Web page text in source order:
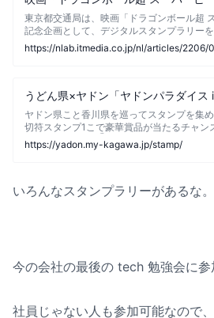
東京都交通局は、映画「ドラゴンボール超
記念企画として、デジタルスタンプラリー
映画「ドラゴンボール超 スーパーヒーロー
ルスタンプラリーを実施（画像：東京都交通
https://nlab.itmedia.co.jp/nl/articles/2206/
うどん県×ヤドン「ヤドンパラダイス
ヤドン県こと香川県を巡ってスタンプを集
切符スタンプ1こで豪華賞品が当たるチャ
12月31日（土） ①対象施設で配布している
っしょ！香川めぐり旅」をゲットしよう！
https://yadon.my-kagawa.jp/stamp/
いろんなスタンプラリーがあるな。
今の会社の最後の tech 勉強会に参
社員じゃない人も参加可能なので